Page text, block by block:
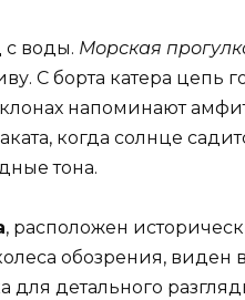
с воды. Морская
С борта катера цепь
напоминают
когда солнце
тона.
, расположен
обозрения, виден
для детального